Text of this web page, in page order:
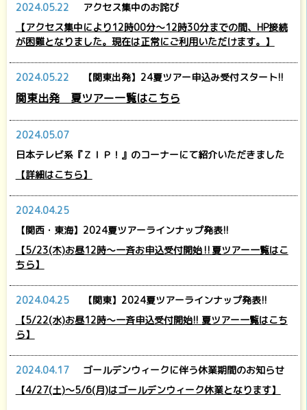
2024.05.22
アクセス集中のお詫び
【アクセス集中により12時00分～12時30分までの間、HP接続
が困難となりました。現在は正常にご利用いただけます。】
2024.05.22 【関東出発】24夏ツアー申込み受付スタート!!
関東出発 夏ツアー一覧はこちら
2024.05.07
日本テレビ系『ＺＩＰ！』のコーナーにて紹介いただきました
【詳細はこちら】
2024.04.25
【関西・東海】2024夏ツアーラインナップ発表!!
【5/23(木)お昼12時～一斉お申込受付開始‼夏ツアー一覧はこ
ちら】
2024.04.25
【関東】2024夏ツアーラインナップ発表!!
【5/22(水)お昼12時～一斉申込受付開始!! 夏ツアー一覧はこち
ら】
2024.04.17
ゴールデンウィークに伴う休業期間のお知らせ
【4/27(土)～5/6(月)はゴールデンウィーク休業となります】